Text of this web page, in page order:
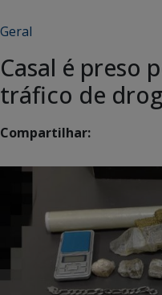
Geral
Casal é preso
tráfico de
Compartilhar: